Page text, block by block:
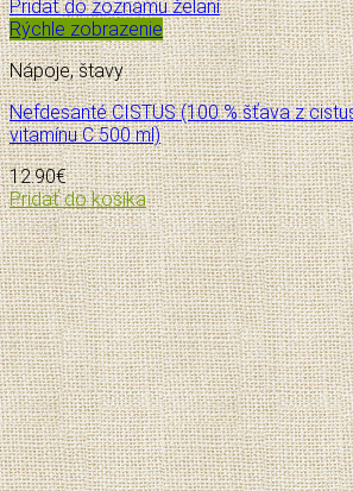
Pridať do zoznamu želaní
Rýchle zobrazenie
Nápoje, štavy
Nefdesanté CISTUS (100 % šťava z
vitamínu C 500 ml)
12.90€
Pridať do košíka